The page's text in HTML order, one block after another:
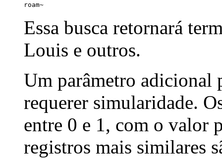
roam~
Essa busca retornará
Louis e outros.
Um parâmetro adicional
requerer simularidade.
entre 0 e 1, com o valor
registros mais similares